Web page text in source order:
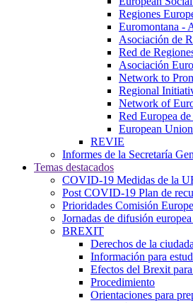
Regiones
Euromontana -
Asociación de
Red de
Asociación
Network to
Regional
Network of
Red Europea
European
REVIE
Informes de la Secretaría
Temas destacados
COVID-19 Medidas de la
Post COVID-19 Plan de
Prioridades Comisión
Jornadas de difusión
BREXIT
Derechos de la
Información para
Efectos del Brexit para
Procedimiento
Orientaciones para